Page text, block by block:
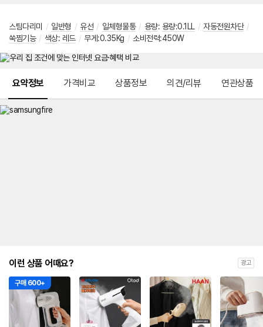
스팀다리미 / 일반형 / 유선 / 일체형물통 / 용량: 용량:0.1LL / 자동전원차단 /
쑥찜기능 / 색상: 레드 / 무게:0.35Kg / 소비전력:450W
요약정보 가격비교 상품정보 의견/리뷰 연관상품
이런 상품 어때요? 광고
구매 600+